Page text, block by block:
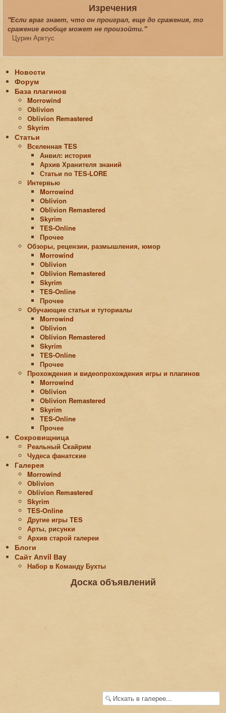
Изречения
"Если враг знает, что он проиграл, еще до сражения, то
сражение вообще может не произойти."
Цурин Арктус
Новости
Форум
База плагинов
Morrowind
Oblivion
Oblivion Remastered
Skyrim
Статьи
Вселенная TES
Анвил: история
Архив Хранителя знаний
Статьи по ТЕS-LORE
Интервью
Morrowind
Oblivion
Oblivion Remastered
Skyrim
TES-Online
Прочее
Обзоры, рецензии, размышления, юмор
Morrowind
Oblivion
Oblivion Remastered
Skyrim
TES-Online
Прочее
Обучающие статьи и туториалы
Morrowind
Oblivion
Oblivion Remastered
Skyrim
TES-Online
Прочее
Прохождения и видеопрохождения игры и плагинов
Morrowind
Oblivion
Oblivion Remastered
Skyrim
TES-Online
Прочее
Сокровищница
Реальный Скайрим
Чудеса фанатские
Галерея
Morrowind
Oblivion
Oblivion Remastered
Skyrim
TES-Online
Другие игры TES
Арты, рисунки
Архив старой галереи
Блоги
Сайт Аnvil Вay
Набор в Команду Бухты
Доска объявлений